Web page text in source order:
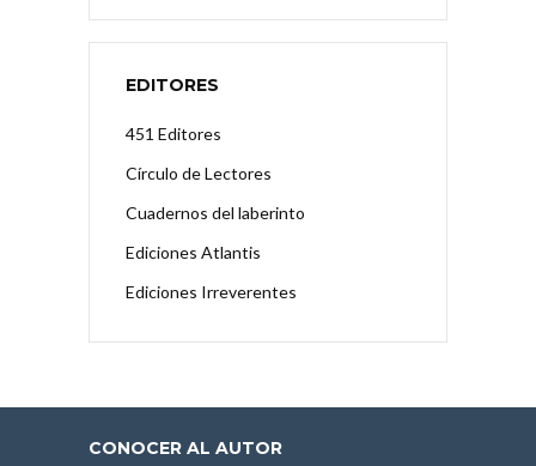
EDITORES
451 Editores
Círculo de Lectores
Cuadernos del laberinto
Ediciones Atlantis
Ediciones Irreverentes
CONOCER AL AUTOR